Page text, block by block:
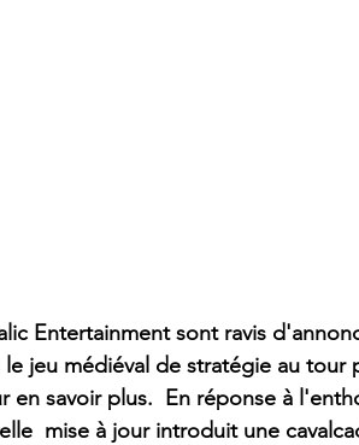
Entertainment sont ravis
jeu médiéval de stratégie au tour
en savoir plus.  En réponse à
mise à jour introduit une